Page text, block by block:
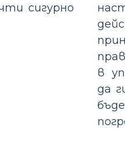
сигурно
в
да